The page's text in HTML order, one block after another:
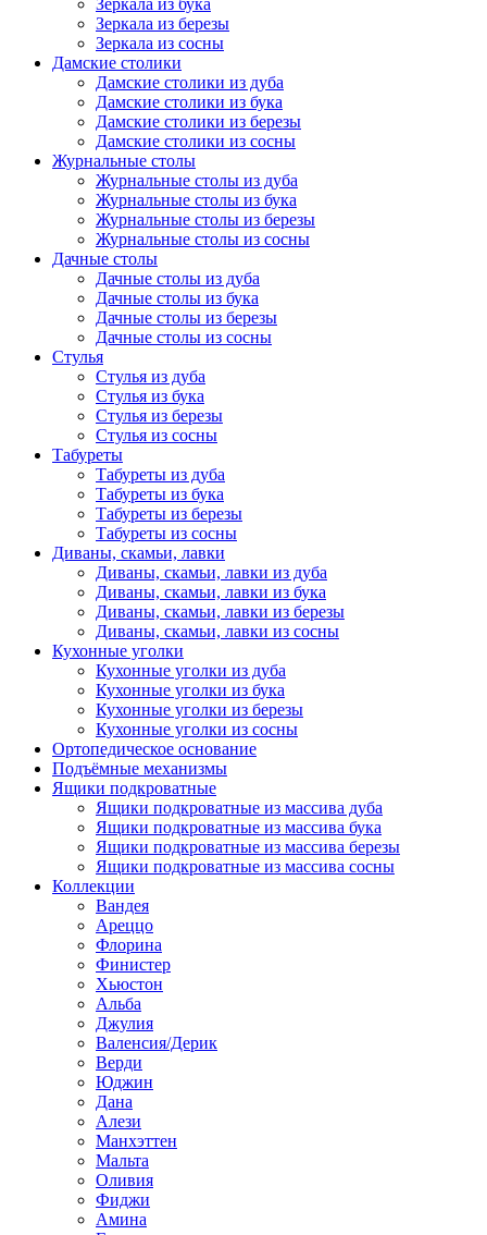
Зеркала из бука
Зеркала из березы
Зеркала из сосны
Дамские столики
Дамские столики из дуба
Дамские столики из бука
Дамские столики из березы
Дамские столики из сосны
Журнальные столы
Журнальные столы из дуба
Журнальные столы из бука
Журнальные столы из березы
Журнальные столы из сосны
Дачные столы
Дачные столы из дуба
Дачные столы из бука
Дачные столы из березы
Дачные столы из сосны
Стулья
Стулья из дуба
Стулья из бука
Стулья из березы
Стулья из сосны
Табуреты
Табуреты из дуба
Табуреты из бука
Табуреты из березы
Табуреты из сосны
Диваны, скамьи, лавки
Диваны, скамьи, лавки из дуба
Диваны, скамьи, лавки из бука
Диваны, скамьи, лавки из березы
Диваны, скамьи, лавки из сосны
Кухонные уголки
Кухонные уголки из дуба
Кухонные уголки из бука
Кухонные уголки из березы
Кухонные уголки из сосны
Ортопедическое основание
Подъёмные механизмы
Ящики подкроватные
Ящики подкроватные из массива дуба
Ящики подкроватные из массива бука
Ящики подкроватные из массива березы
Ящики подкроватные из массива сосны
Коллекции
Вандея
Ареццо
Флорина
Финистер
Хьюстон
Альба
Джулия
Валенсия/Дерик
Верди
Юджин
Дана
Алези
Манхэттен
Мальта
Оливия
Фиджи
Амина